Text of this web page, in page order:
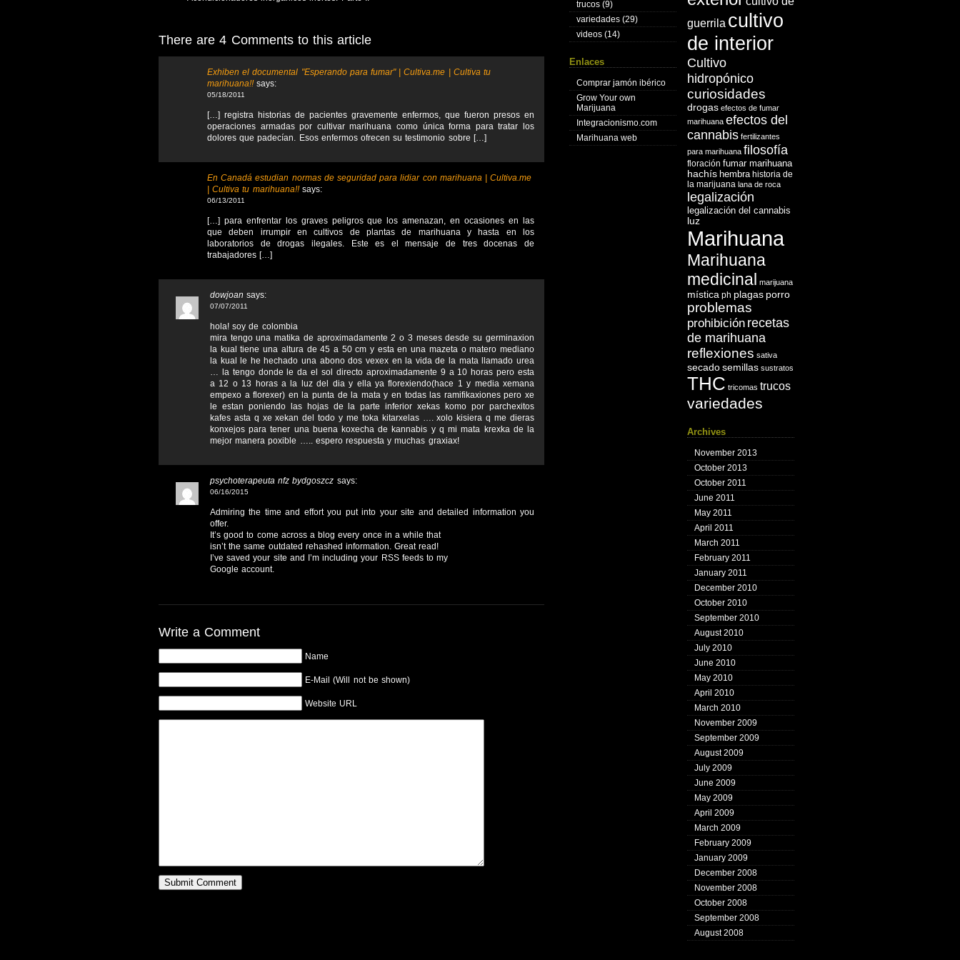
There are 4 Comments to this article
Exhiben el documental "Esperando para fumar" | Cultiva.me | Cultiva tu
marihuana!!says:
05/18/2011
[…] registra historias de pacientes gravemente enfermos, que fueron presos en
operaciones armadas por cultivar marihuana como única forma para tratar los
dolores que padecían. Esos enfermos ofrecen su testimonio sobre […]
En Canadá estudian normas de seguridad para lidiar con marihuana | Cultiva.me
| Cultiva tu marihuana!!says:
06/13/2011
[…] para enfrentar los graves peligros que los amenazan, en ocasiones en las
que deben irrumpir en cultivos de plantas de marihuana y hasta en los
laboratorios de drogas ilegales. Este es el mensaje de tres docenas de
trabajadores […]
dowjoan says:
07/07/2011
hola! soy de colombia
mira tengo una matika de aproximadamente 2 o 3 meses desde su germinaxion
la kual tiene una altura de 45 a 50 cm y esta en una mazeta o matero mediano
la kual le he hechado una abono dos vexex en la vida de la mata llamado urea
… la tengo donde le da el sol directo aproximadamente 9 a 10 horas pero esta
a 12 o 13 horas a la luz del dia y ella ya florexiendo(hace 1 y media xemana
empexo a florexer) en la punta de la mata y en todas las ramifikaxiones pero xe
le estan poniendo las hojas de la parte inferior xekas komo por parchexitos
kafes asta q xe xekan del todo y me toka kitarxelas …. xolo kisiera q me dieras
konxejos para tener una buena koxecha de kannabis y q mi mata krexka de la
mejor manera poxible ….. espero respuesta y muchas graxiax!
psychoterapeuta nfz bydgoszcz says:
06/16/2015
Admiring the time and effort you put into your site and detailed information you
offer.
It’s good to come across a blog every once in a while that
isn’t the same outdated rehashed information. Great read!
I’ve saved your site and I’m including your RSS feeds to my
Google account.
Write a Comment
Name
E-Mail (Will not be shown)
Website URL
trucos (9)
variedades (29)
videos (14)
Enlaces
Comprar jamón ibérico
Grow Your own
Marijuana
Integracionismo.com
Marihuana web
guerrila cultivo
de interior
Cultivo
hidropónico
curiosidades
drogas efectos de fumar
marihuana efectos del
cannabis fertilizantes
para marihuana filosofía
floración fumar marihuana
hachís hembra historia de
la marijuana lana de roca
legalización
legalización del cannabis
luz
Marihuana
Marihuana
medicinal marijuana
mística ph plagas porro
problemas
prohibición recetas
de marihuana
reflexiones sativa
secado semillas sustratos
THC tricomas trucos
variedades
Archives
November 2013
October 2013
October 2011
June 2011
May 2011
April 2011
March 2011
February 2011
January 2011
December 2010
October 2010
September 2010
August 2010
July 2010
June 2010
May 2010
April 2010
March 2010
November 2009
September 2009
August 2009
July 2009
June 2009
May 2009
April 2009
March 2009
February 2009
January 2009
December 2008
November 2008
October 2008
September 2008
August 2008